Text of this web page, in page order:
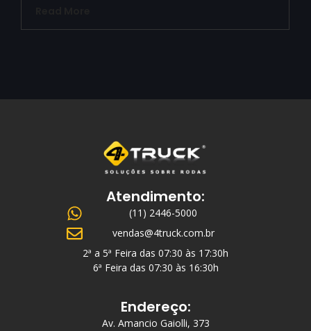
Atendimento:
(11) 2446-5000
vendas@4truck.com.br
2ª a 5ª Feira das 07:30 às 17:30h
6ª Feira das 07:30 às 16:30h
Endereço:
Av. Amancio Gaiolli, 373